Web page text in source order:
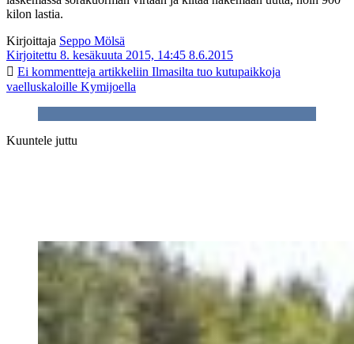
kilon lastia.
Kirjoittaja Seppo Mölsä
Kirjoitettu 8. kesäkuuta 2015, 14:45 8.6.2015
Ei kommentteja artikkeliin Ilmasilta tuo kutupaikkoja
vaelluskaloille Kymijoella
Kuuntele juttu